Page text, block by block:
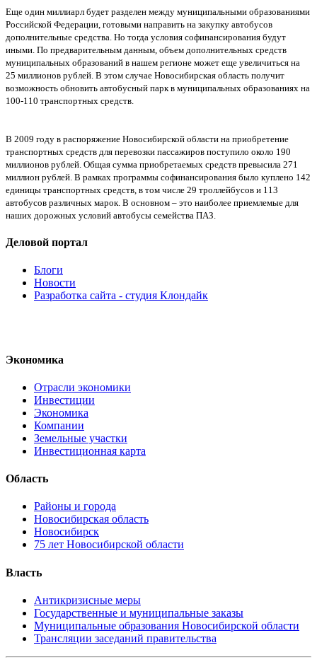
Еще один миллиарл будет разделен между муниципальными образованиями
Российской Федерации, готовыми направить на закупку автобусов
дополнительные средства. Но тогда условия софинансирования будут
иными. По предварительным данным, объем дополнительных средств
муниципальных образований в нашем регионе может еще увеличиться на
25 миллионов рублей. В этом случае Новосибирская область получит
возможность обновить автобусный парк в муниципальных образованиях на
100-110 транспортных средств.
В 2009 году в распоряжение Новосибирской области на приобретение
транспортных средств для перевозки пассажиров поступило около 190
миллионов рублей. Общая сумма приобретаемых средств превысила 271
миллион рублей. В рамках программы софинансирования было куплено 142
единицы транспортных средств, в том числе 29 троллейбусов и 113
автобусов различных марок. В основном – это наиболее приемлемые для
наших дорожных условий автобусы семейства ПАЗ.
Деловой портал
Блоги
Новости
Разработка сайта - студия Клондайк
Экономика
Отрасли экономики
Инвестиции
Экономика
Компании
Земельные участки
Инвестиционная карта
Область
Районы и города
Новосибирская область
Новосибирск
75 лет Новосибирской области
Власть
Антикризисные меры
Государственные и муниципальные заказы
Муниципальные образования Новосибирской области
Трансляции заседаний правительства